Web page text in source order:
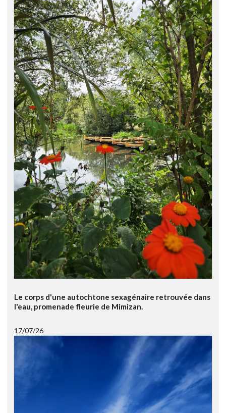
Le corps d'une autochtone sexagénaire retrouvée dans
l'eau, promenade fleurie de Mimizan.
17/07/26